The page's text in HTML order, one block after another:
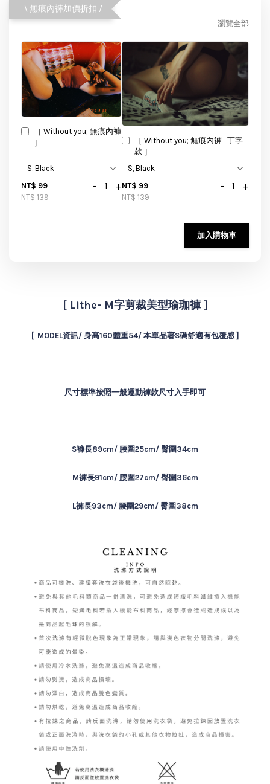
\ 無痕內褲加價折扣 /
瀏覽全部
［ Without you; 無痕內褲
］
NT$ 99
NT$ 139
- +
［ Without you; 無痕內褲_丁字
款 ］
NT$ 99
NT$ 139
- +
加入購物車
[ Lithe- M字剪裁美型瑜珈褲 ]
[ MODEL資訊/ 身高160體重54/ 本單品著S碼舒適有包覆感 ]
尺寸標準按照一般運動褲款尺寸入手即可
S褲長89cm/ 腰圍25cm/ 臀圍34cm
M褲長91cm/ 腰圍27cm/ 臀圍36cm
L褲長93cm/ 腰圍29cm/ 臀圍38cm